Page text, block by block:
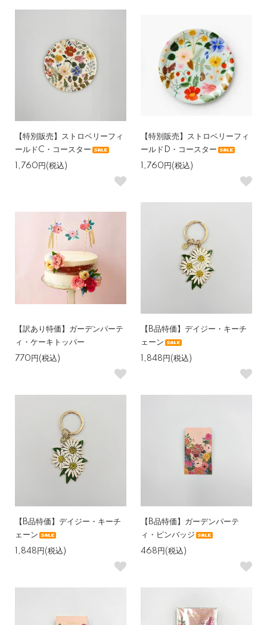
【特別販売】ストロベリーフィ
ールドC・コースター
1,760円(税込)
【特別販売】ストロベリーフィ
ールドD・コースター
1,760円(税込)
【訳あり特価】ガーデンパーテ
ィ・ケーキトッパー
770円(税込)
【B品特価】デイジー・キーチ
ェーン
1,848円(税込)
【B品特価】デイジー・キーチ
ェーン
1,848円(税込)
【B品特価】ガーデンパーテ
ィ・ピンバッジ
468円(税込)